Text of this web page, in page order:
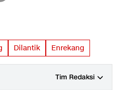
Dilantik Enrekang
Tim Redaksi